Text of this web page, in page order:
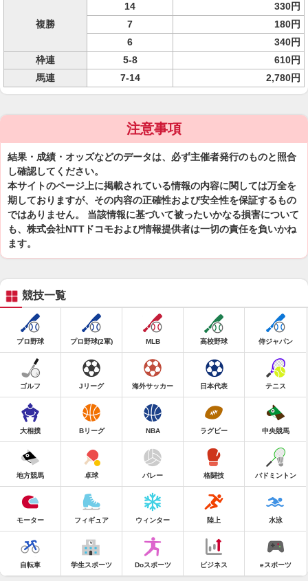
複勝
14
330円
7
180円
6
340円
枠連
5-8
610円
馬連
7-14 2,780円
注意事項
結果・成績・オッズなどのデータは、必ず主催者発行のものと照合
し確認してください。
本サイトのページ上に掲載されている情報の内容に関しては万全を
期しておりますが、その内容の正確性および安全性を保証するもの
ではありません。 当該情報に基づいて被ったいかなる損害について
も、株式会社NTTドコモおよび情報提供者は一切の責任を負いかね
ます。
競技一覧
プロ野球 プロ野球(2軍) MLB 高校野球 侍ジャパン
ゴルフ Jリーグ 海外サッカー 日本代表 テニス
大相撲 Bリーグ NBA ラグビー 中央競馬
地方競馬 卓球 バレー 格闘技 バドミントン
モーター フィギュア ウィンター 陸上 水泳
自転車 学生スポーツ Doスポーツ ビジネス eスポーツ